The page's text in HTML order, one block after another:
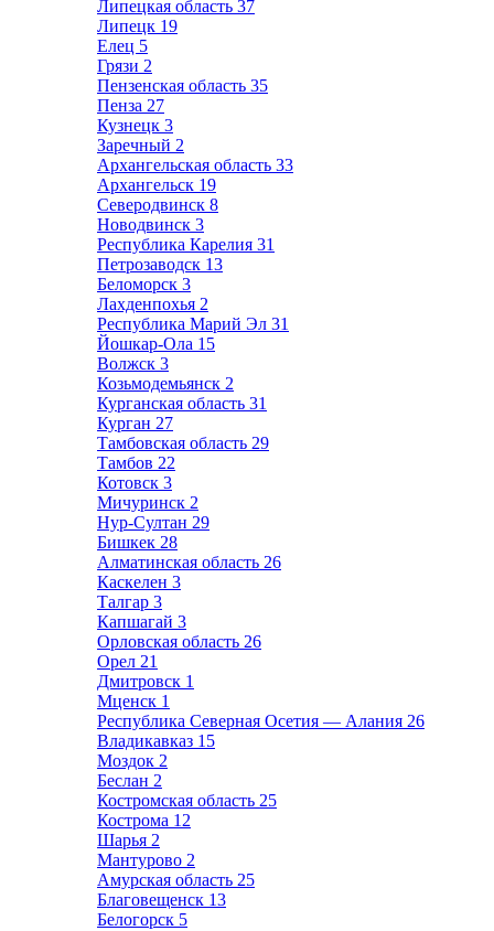
Липецкая область 37
Липецк 19
Елец 5
Грязи 2
Пензенская область 35
Пенза 27
Кузнецк 3
Заречный 2
Архангельская область 33
Архангельск 19
Северодвинск 8
Новодвинск 3
Республика Карелия 31
Петрозаводск 13
Беломорск 3
Лахденпохья 2
Республика Марий Эл 31
Йошкар-Ола 15
Волжск 3
Козьмодемьянск 2
Курганская область 31
Курган 27
Тамбовская область 29
Тамбов 22
Котовск 3
Мичуринск 2
Нур-Султан 29
Бишкек 28
Алматинская область 26
Каскелен 3
Талгар 3
Капшагай 3
Орловская область 26
Орел 21
Дмитровск 1
Мценск 1
Республика Северная Осетия — Алания 26
Владикавказ 15
Моздок 2
Беслан 2
Костромская область 25
Кострома 12
Шарья 2
Мантурово 2
Амурская область 25
Благовещенск 13
Белогорск 5